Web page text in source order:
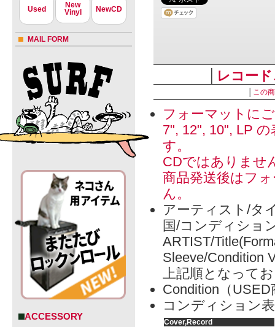
Used
New
Vinyl
NewCD
MAIL FORM
ACCESSORY
レコー
この
フォーマットに
7", 12", 10", LP
す。
CDではありませ
商品発送後はフ
ん。
アーティスト/タ
国/コンディショ
ARTIST/
Sleeve/Condition
上記順となって
Condition（
コンディション
Cover,Record